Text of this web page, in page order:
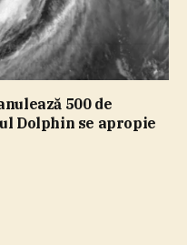
500 de
Dolphin se apropie